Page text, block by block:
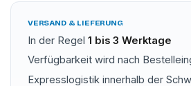
VERSAND & LIEFERUNG
In der Regel 1 bis 3 Werktage
Verfügbarkeit wird nach
Expresslogistik innerhalb der